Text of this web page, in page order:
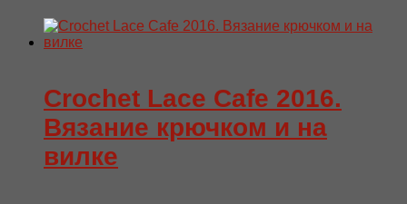
Crochet Lace Cafe 2016.
Вязание крючком и на
вилке